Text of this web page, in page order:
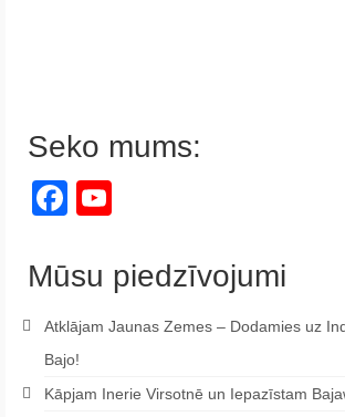
Seko mums:
Facebook
Mūsu piedzīvojumi
Atklājam Jaunas Zemes – Dodamies uz
Bajo!
Kāpjam Inerie Virsotnē un Iepazīstam